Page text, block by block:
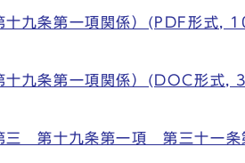
十九条第一項関係）(PDF形式,
十九条第一項関係）(DOC形式,
三 第十九条第一項 第三十一